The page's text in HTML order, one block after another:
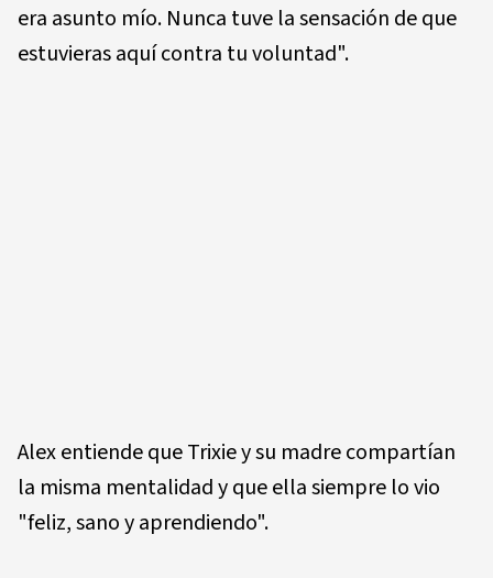
era asunto mío. Nunca tuve la sensación de que
estuvieras aquí contra tu voluntad".
Alex entiende que Trixie y su madre compartían
la misma mentalidad y que ella siempre lo vio
"feliz, sano y aprendiendo".